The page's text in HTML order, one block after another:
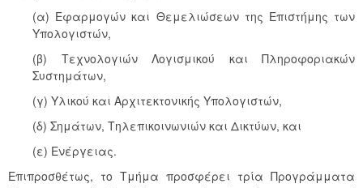
(α) Εφαρμογών και Θεμελιώσεων της Επιστήμης των
Υπολογιστών,
(β) Τεχνολογιών Λογισμικού και Πληροφοριακών
Συστημάτων,
(γ) Υλικού και Αρχιτεκτονικής Υπολογιστών,
(δ) Σημάτων, Τηλεπικοινωνιών και Δικτύων, και
(ε) Ενέργειας.
Επιπροσθέτως, το Τμήμα προσφέρει τρία Προγράμματα